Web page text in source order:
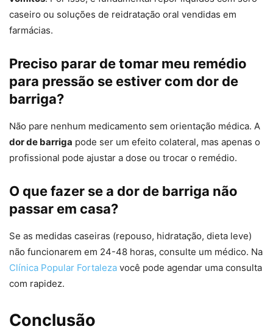
caseiro ou soluções de reidratação oral vendidas em
farmácias.
Preciso parar de tomar meu remédio
para pressão se estiver com dor de
barriga?
Não pare nenhum medicamento sem orientação médica. A
dor de barriga pode ser um efeito colateral, mas apenas o
profissional pode ajustar a dose ou trocar o remédio.
O que fazer se a dor de barriga não
passar em casa?
Se as medidas caseiras (repouso, hidratação, dieta leve)
não funcionarem em 24-48 horas, consulte um médico. Na
Clínica Popular Fortaleza você pode agendar uma consulta
com rapidez.
Conclusão